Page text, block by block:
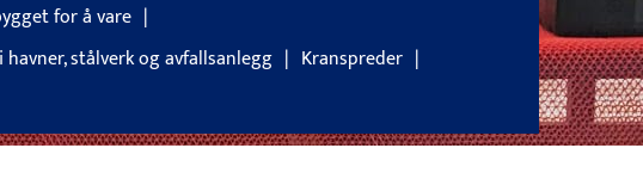
for å vare
stålverk og avfallsanlegg
Kranspreder